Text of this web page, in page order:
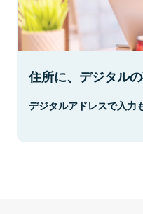
住所に、デジタルの
デジタルアドレスで入力